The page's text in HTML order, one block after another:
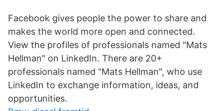
Facebook gives people the power to share and
makes the world more open and connected.
View the profiles of professionals named "Mats
Hellman" on LinkedIn. There are 20+
professionals named "Mats Hellman", who use
LinkedIn to exchange information, ideas, and
opportunities.